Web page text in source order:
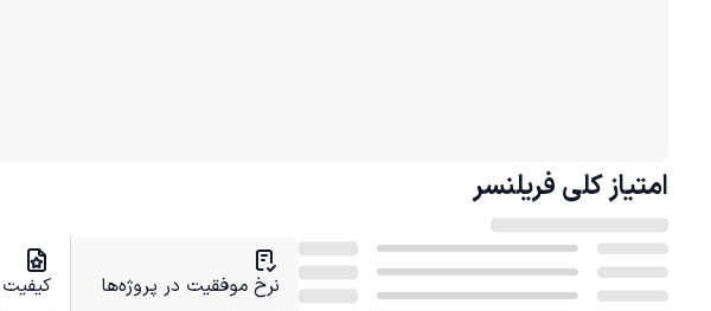
امتیاز کلی فریلنسر
نرخ موفقیت در پروژه‌ها کیفیت